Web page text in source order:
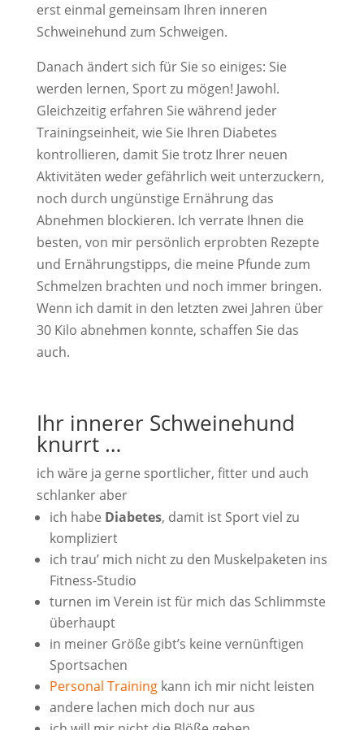
erst einmal gemeinsam Ihren inneren
Schweinehund zum Schweigen.
Danach ändert sich für Sie so einiges: Sie
werden lernen, Sport zu mögen! Jawohl.
Gleichzeitig erfahren Sie während jeder
Trainingseinheit, wie Sie Ihren Diabetes
kontrollieren, damit Sie trotz Ihrer neuen
Aktivitäten weder gefährlich weit unterzuckern,
noch durch ungünstige Ernährung das
Abnehmen blockieren. Ich verrate Ihnen die
besten, von mir persönlich erprobten Rezepte
und Ernährungstipps, die meine Pfunde zum
Schmelzen brachten und noch immer bringen.
Wenn ich damit in den letzten zwei Jahren über
30 Kilo abnehmen konnte, schaffen Sie das
auch.
Ihr innerer Schweinehund
knurrt …
ich wäre ja gerne sportlicher, fitter und auch
schlanker aber
ich habe Diabetes, damit ist Sport viel zu
kompliziert
ich trau’ mich nicht zu den Muskelpaketen ins
Fitness-Studio
turnen im Verein ist für mich das Schlimmste
überhaupt
in meiner Größe gibt’s keine vernünftigen
Sportsachen
Personal Trainingkann ich mir nicht leisten
andere lachen mich doch nur aus